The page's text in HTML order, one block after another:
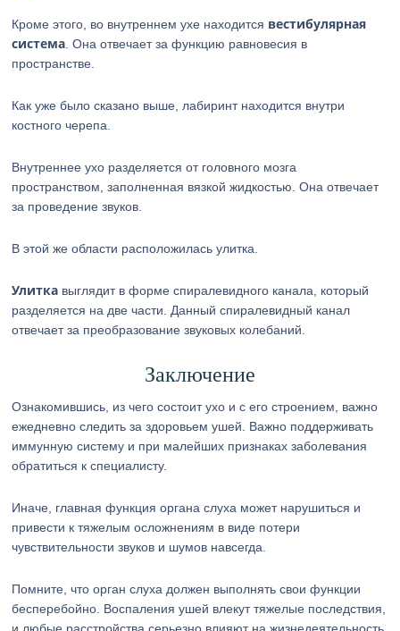
Кроме этого, во внутреннем ухе находится вестибулярная
система . Она отвечает за функцию равновесия в
пространстве.
Как уже было сказано выше, лабиринт находится внутри
костного черепа.
Внутреннее ухо разделяется от головного мозга
пространством, заполненная вязкой жидкостью. Она отвечает
за проведение звуков.
В этой же области расположилась улитка.
Улитка выглядит в форме спиралевидного канала, который
разделяется на две части. Данный спиралевидный канал
отвечает за преобразование звуковых колебаний.
Заключение
Ознакомившись, из чего состоит ухо и с его строением, важно
ежедневно следить за здоровьем ушей. Важно поддерживать
иммунную систему и при малейших признаках заболевания
обратиться к специалисту.
Иначе, главная функция органа слуха может нарушиться и
привести к тяжелым осложнениям в виде потери
чувствительности звуков и шумов навсегда.
Помните, что орган слуха должен выполнять свои функции
бесперебойно. Воспаления ушей влекут тяжелые последствия,